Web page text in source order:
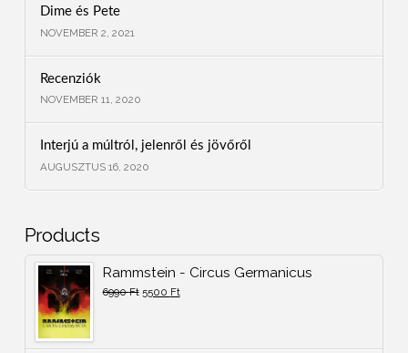
Dime és Pete
NOVEMBER 2, 2021
Recenziók
NOVEMBER 11, 2020
Interjú a múltról, jelenről és jövőről
AUGUSZTUS 16, 2020
Products
Rammstein - Circus Germanicus
6990Ft 5500 Ft